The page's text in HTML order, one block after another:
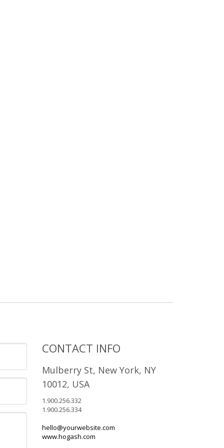
CONTACT INFO
Mulberry St, New York, NY
10012, USA
1.900.256.332
1.900.256.334
hello@yourwebsite.com
www.hogash.com